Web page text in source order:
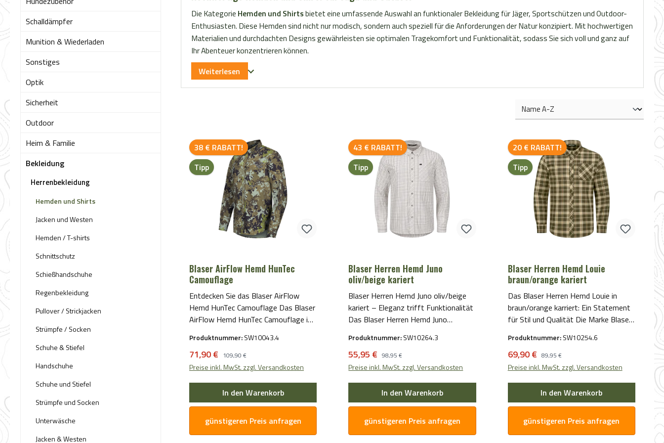
Schalldämpfer
Munition & Wiederladen
Sonstiges
Optik
Sicherheit
Outdoor
Heim & Familie
Bekleidung
Herrenbekleidung
Hemden und Shirts
Jacken und Westen
Hemden / T-shirts
Schnittschutz
Schießhandschuhe
Regenbekleidung
Pullover / Strickjacken
Strümpfe / Socken
Schuhe & Stiefel
Handschuhe
Schuhe und Stiefel
Strümpfe und Socken
Unterwäsche
Jacken & Westen
Die Kategorie Hemden und Shirtsbietet eine umfassende Auswahl an funktionaler Bekleidung für Jäger, Sportschützen und Outdoor-
Enthusiasten. Diese Hemden sind nicht nur modisch, sondern auch speziell für die Anforderungen der Natur konzipiert. Mit hochwertigen
Materialien und durchdachten Designs gewährleisten sie optimalen Tragekomfort und Funktionalität, sodass Sie sich voll und ganz auf
Ihr Abenteuer konzentrieren können.
Weiterlesen
38 € RABATT! Rabatt
Tipp
Blaser AirFlow Hemd HunTec
Camouflage
Entdecken Sie das Blaser AirFlow
Hemd HunTec Camouflage Das Blaser
AirFlow Hemd HunTec Camouflage ist
Jagdbegeisterte, die Komfort und
Tarnung gleichermaßen schätzen.
Hergestellt aus hochwertigen
hervorragenden Tragekomfort und
Langlebigkeit, während sein
Ihnen dabei hilft, sich in der Natur
nahtlos zu integrieren. Mit seinem
Produktnummer:SW10043.4
Verkaufspreis:
71,90 € Regulärer Preis:
109,90 €
Preise inkl. MwSt. zzgl. Versandkosten
In den Warenkorb
günstigeren Preis anfragen
43 € RABATT! Rabatt
Tipp
Blaser Herren Hemd Juno
oliv/beige kariert
Blaser Herren Hemd Juno oliv/beige
kariert – Eleganz trifft Funktionalität
Das Blaser Herren Hemd Juno
Kombination aus Stil und
Funktionalität. Gefertigt aus
hochwertiger Baumwolle, bietet
Tragekomfort und eine hervorragende
Passform. Mit seiner klassischen
perfekte Wahl für Jagdausflüge und
Freizeitaktivitäten. Das Hemd ist
Produktnummer:SW10264.3
Verkaufspreis:
55,95 € Regulärer Preis:
98,95 €
Preise inkl. MwSt. zzgl. Versandkosten
In den Warenkorb
günstigeren Preis anfragen
20 € RABATT!Rabatt
Tipp
Blaser Herren Hemd Louie
braun/orange kariert
Das Blaser Herren Hemd Louie in
braun/orange karriert: Ein Statement
für Stil und Qualität Die Marke Blaser
und stilvolles Design im Bereich der
Jagd- und Freizeitkleidung. Mit dem
Blaser Herren Hemd Louie in der
setzt sie diese Tradition nahtlos fort.
Dieses Hemd ist nicht nur ein
ein hochfunktionales Kleidungsstück,
das sowohl bei der Jagd als auch in der
Produktnummer:SW10254.6
Verkaufspreis:
69,90 € Regulärer Preis:
89,95 €
Preise inkl. MwSt. zzgl. Versandkosten
In den Warenkorb
günstigeren Preis anfragen